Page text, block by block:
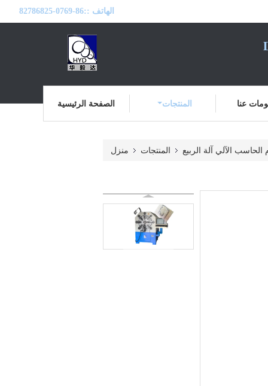
الهاتف ::86-0769-82786825
الصفحة الرئيسية المنتجات عنا
منزل المنتجات الحاسب الآلي آلة الربيع